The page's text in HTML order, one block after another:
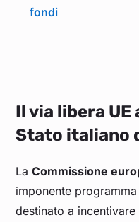
fondi
Il via libera
Stato italiano
LaCommissione
imponente
destinato a incentivare